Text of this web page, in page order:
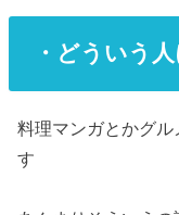
・どういう
料理マンガとかグ
す